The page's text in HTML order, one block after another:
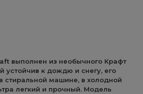
выполнен из необычного Крафт
устойчив к дождю и снегу, его
машине, в холодной
легкий и прочный. Модель